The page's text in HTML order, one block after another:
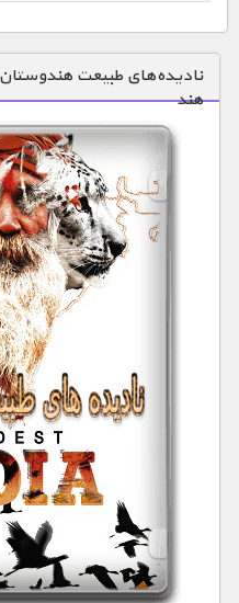
دنیای خوراکی ها
زمین شناسی / محیط زیست
سازه/ معماری/ مهندسی
سرگرمی
شناخت کودکان
کیهان / نجوم
گردشگری
مسابقات / ورزشی
مستند های اختصاصی
نادیده‌های طبیعت
هند